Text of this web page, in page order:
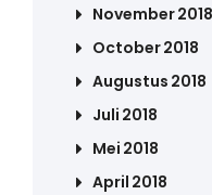
November 2018
October 2018
Augustus 2018
Juli 2018
Mei 2018
April 2018